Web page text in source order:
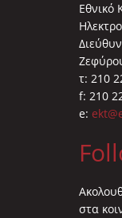
Εθνικό
τ: 210
f: 210
e:
στα